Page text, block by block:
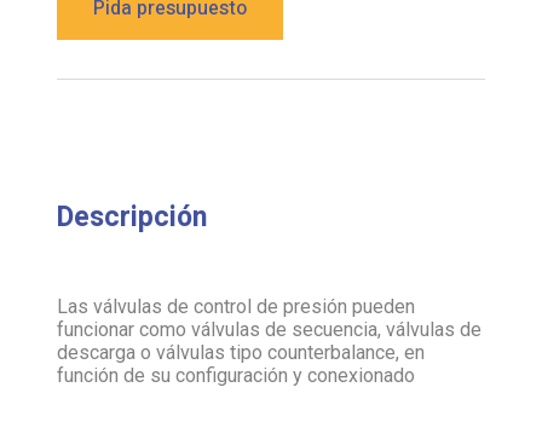
Pida presupuesto
Descripción
Las válvulas de control de presión pueden
funcionar como válvulas de secuencia, válvulas de
descarga o válvulas tipo counterbalance, en
función de su configuración y conexionado